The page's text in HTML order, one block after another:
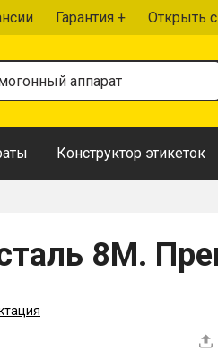
Гарантия + Открыть
Конструктор этикеток
8M.